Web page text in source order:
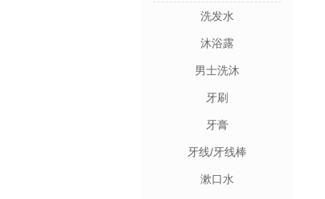
洗发水
沐浴露
男士洗沐
牙刷
牙膏
牙线/牙线棒
漱口水